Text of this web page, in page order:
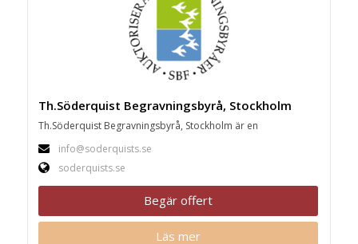
Th.Söderquist Begravningsbyrå, Stockholm
Th.Söderquist Begravningsbyrå, Stockholm är en
info@soderquists.se
soderquists.se
Begär offert
Läs mer